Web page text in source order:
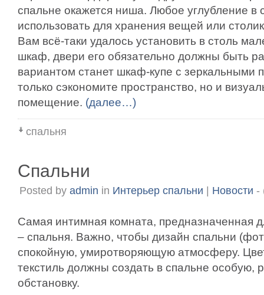
спальне окажется ниша. Любое углубление в
использовать для хранения вещей или
Вам всё-таки удалось установить в столь
шкаф, двери его обязательно должны быть
вариантом станет шкаф-купе с зеркальными
только сэкономите пространство, но и
помещение. (далее…)
спальня
Спальни
Posted by admin in Интерьер спальни Новости -
Самая интимная комната, предназначенная
– спальня. Важно, чтобы дизайн спальни
спокойную, умиротворяющую атмосферу.
текстиль должны создать в спальне особую,
обстановку.